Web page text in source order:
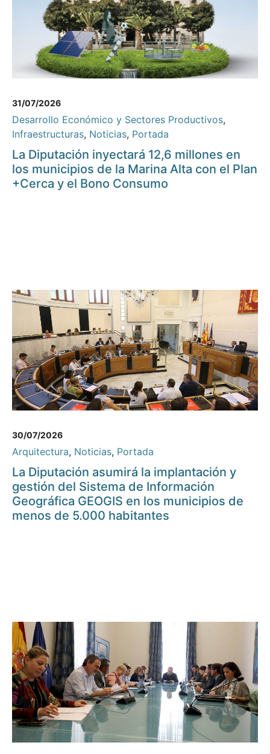
31/07/2026
Desarrollo Económico y Sectores Productivos,
Infraestructuras, Noticias, Portada
La Diputación inyectará 12,6 millones en
los municipios de la Marina Alta con el Plan
+Cerca y el Bono Consumo
30/07/2026
Arquitectura, Noticias, Portada
La Diputación asumirá la implantación y
gestión del Sistema de Información
Geográfica GEOGIS en los municipios de
menos de 5.000 habitantes